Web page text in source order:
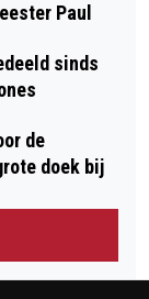
Paul
sinds
de
doek bij